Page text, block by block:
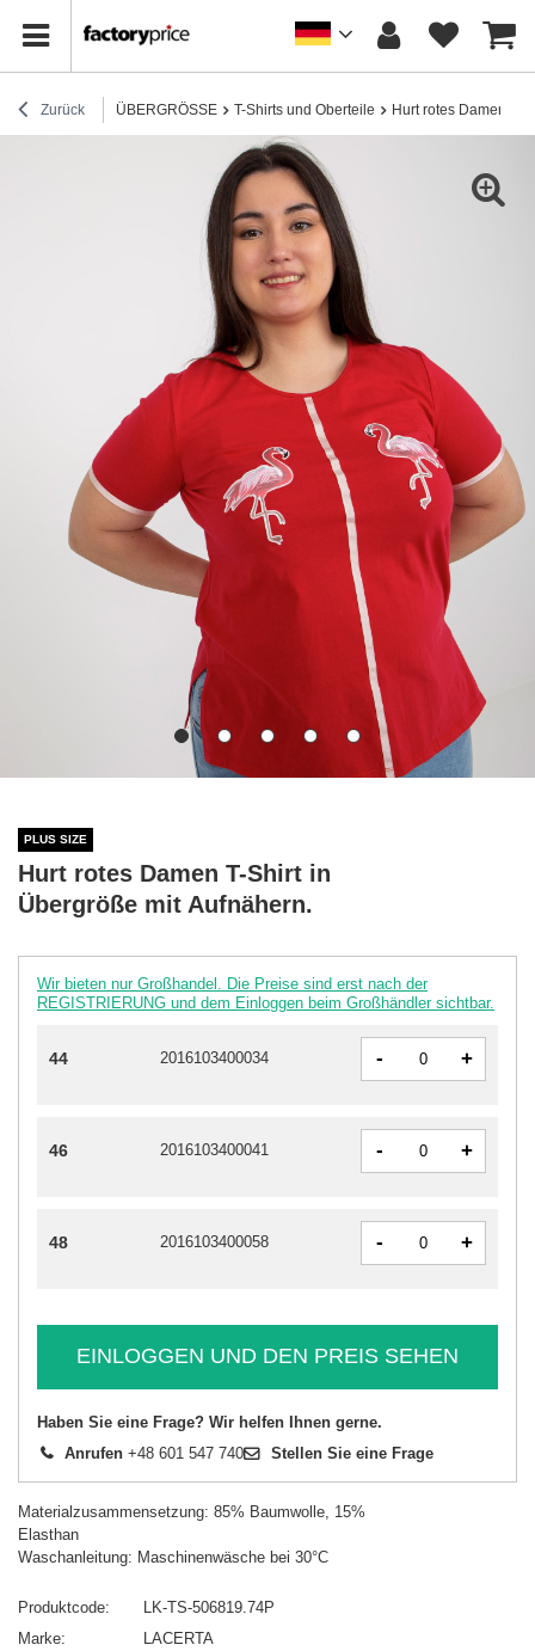
Zurück ÜBERGRÖSSE T-Shirts und Oberteile Hurt rotes Damen T-
PLUS SIZE
Hurt rotes Damen T-Shirt in
Übergröße mit Aufnähern.
Wir bieten nur Großhandel. Die Preise sind erst nach der
REGISTRIERUNG und dem Einloggen beim Großhändler sichtbar.
44 2016103400034 - +
46 2016103400041 - +
48 2016103400058 - +
EINLOGGEN UND DEN PREIS SEHEN
Haben Sie eine Frage? Wir helfen Ihnen gerne.
Anrufen +48 601 547 740 Stellen Sie eine Frage
Materialzusammensetzung: 85% Baumwolle, 15%
Elasthan
Waschanleitung: Maschinenwäsche bei 30°C
Produktcode
LK-TS-506819.74P
Marke
LACERTA